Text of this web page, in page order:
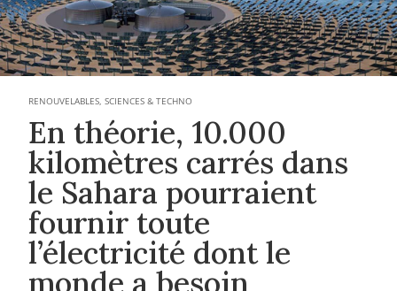
RENOUVELABLES,SCIENCES & TECHNO
En théorie, 10.000
kilomètres carrés dans
le Sahara pourraient
fournir toute
l’électricité dont le
monde a besoin